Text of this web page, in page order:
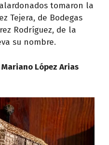
tomaron la
Tejera, de Bodegas
Rodríguez, de la
su nombre.
López Arias